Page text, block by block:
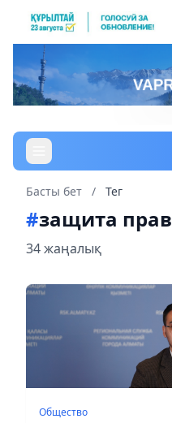
Басты бет / Тег
#защита прав
34 жаңалық
Общество